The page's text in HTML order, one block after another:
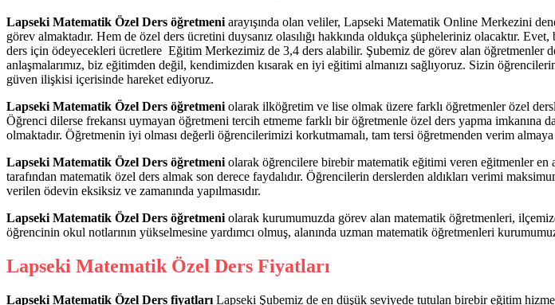
Lapseki Matematik Özel Ders öğretmeniarayışında olan veliler, Lapseki Matematik Online Merkezini
görev almaktadır. Hem de özel ders ücretini duysanız olasılığı hakkında oldukça şüpheleriniz olacaktır.
ders için ödeyecekleri ücretlere Eğitim Merkezimiz de 3,4 ders alabilir. Şubemiz de görev alan öğretmenler
anlaşmalarımız, biz eğitimden değil, kendimizden kısarak en iyi eğitimi almanızı sağlıyoruz. Sizin
güven ilişkisi içerisinde hareket ediyoruz.
Lapseki Matematik Özel Ders öğretmeniolarak ilköğretim ve lise olmak üzere farklı öğretmenler özel
Öğrenci dilerse frekansı uymayan öğretmeni tercih etmeme farklı bir öğretmenle özel ders yapma imkanına
olmaktadır. Öğretmenin iyi olması değerli öğrencilerimizi korkutmamalı, tam tersi öğretmenden verim almaya
Lapseki Matematik Özel Ders öğretmeniolarak öğrencilere birebir matematik eğitimi veren eğitmenler en
tarafından matematik özel ders almak son derece faydalıdır. Öğrencilerin derslerden aldıkları verimi
verilen ödevin eksiksiz ve zamanında yapılmasıdır.
Lapseki Matematik Özel Ders öğretmeniolarak kurumumuzda görev alan matematik öğretmenleri,
öğrencinin okul notlarının yükselmesine yardımcı olmuş, alanında uzman matematik öğretmenleri
Lapseki Matematik Özel Ders Fiyatları
Lapseki Matematik Özel Ders fiyatları Lapseki Şubemiz de en düşük seviyede tutulan birebir eğitim